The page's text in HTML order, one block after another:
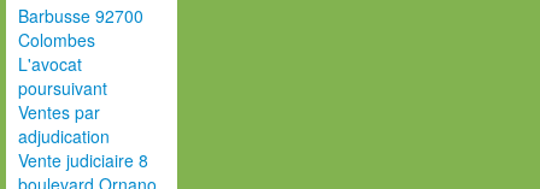
Barbusse 92700
Colombes
L'avocat
poursuivant
Ventes par
adjudication
Vente judiciaire 8
boulevard Ornano